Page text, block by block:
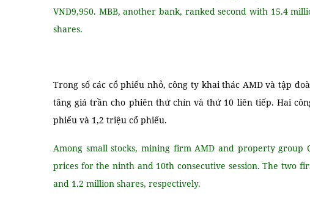
VND9,950. MBB, another bank, ranked second with 15.4
shares.
Trong số các cổ phiếu nhỏ, công ty khai thác AMD và tập
tăng giá trần cho phiên thứ chín và thứ 10 liên tiếp. Hai
phiếu và 1,2 triệu cổ phiếu.
Among small stocks, mining firm AMD and property
prices for the ninth and 10th consecutive session. The two
and 1.2 million shares, respectively.